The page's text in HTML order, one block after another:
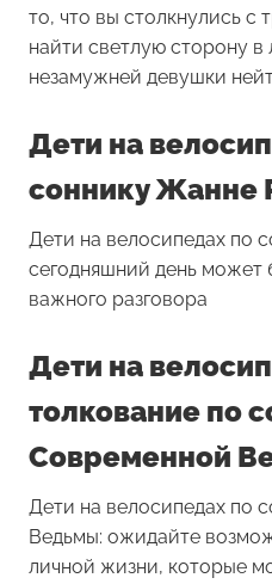
то, что вы столкнулись с
найти светлую сторону
незамужней девушки
Дети на
соннику Жанне
Дети на велосипедах по
сегодняшний день может
важного разговора
Дети на
толкование по
Современной
Дети на велосипедах по
Ведьмы: ожидайте
личной жизни, которые